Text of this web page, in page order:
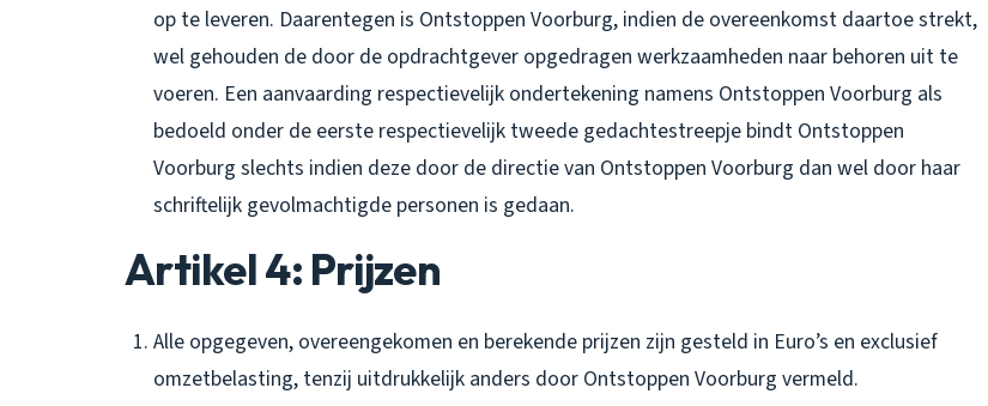
op te leveren. Daarentegen is Ontstoppen Voorburg, indien de overeenkomst daartoe strekt,
wel gehouden de door de opdrachtgever opgedragen werkzaamheden naar behoren uit te
voeren. Een aanvaarding respectievelijk ondertekening namens Ontstoppen Voorburg als
bedoeld onder de eerste respectievelijk tweede gedachtestreepje bindt Ontstoppen
Voorburg slechts indien deze door de directie van Ontstoppen Voorburg dan wel door haar
schriftelijk gevolmachtigde personen is gedaan.
Artikel 4: Prijzen
Alle opgegeven, overeengekomen en berekende prijzen zijn gesteld in Euro’s en exclusief
omzetbelasting, tenzij uitdrukkelijk anders door Ontstoppen Voorburg vermeld.